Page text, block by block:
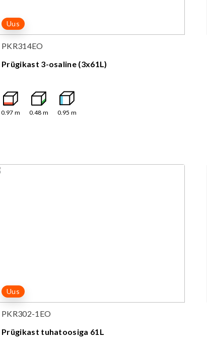
Uus
PKR314EO
Prügikast 3-osaline (3x61L)
0.97 m 0.48 m 0.95 m
Uus
PKR302-1EO
Prügikast tuhatoosiga 61L